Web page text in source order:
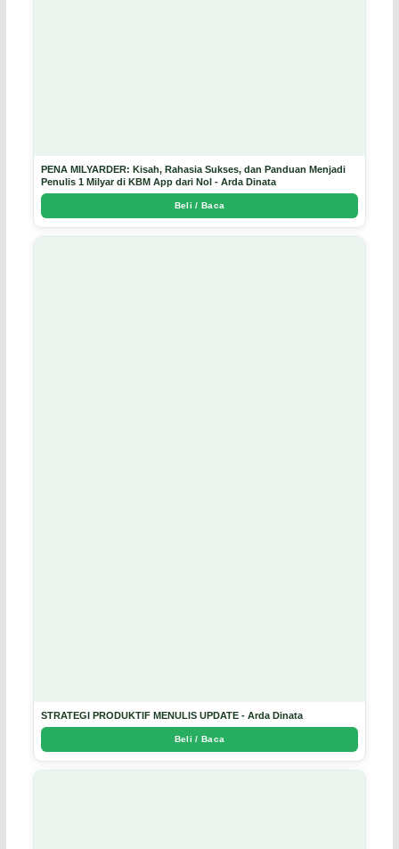
PENA MILYARDER: Kisah, Rahasia Sukses, dan Panduan Menjadi
Penulis 1 Milyar di KBM App dari Nol - Arda Dinata
Beli / Baca
STRATEGI PRODUKTIF MENULIS UPDATE - Arda Dinata
Beli / Baca